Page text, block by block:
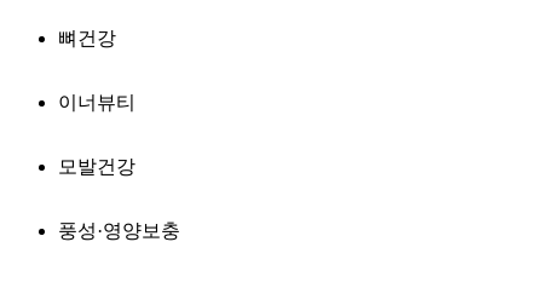
뼈건강
이너뷰티
모발건강
풍성·영양보충